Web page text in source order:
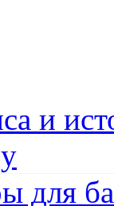
и
для